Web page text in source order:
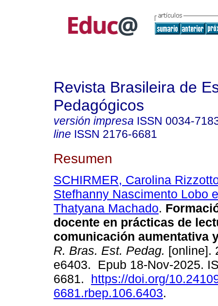
Revista Brasileira de
Pedagógicos
versión impresa ISSN 0034-
line ISSN 2176-6681
Resumen
SCHIRMER, Carolina
Stefhanny Nascimento Lobo e
Thatyana Machado.
docente en prácticas de
comunicación aumentativa
R. Bras. Est. Pedag. [online].
e6403. Epub 18-Nov-2025.
6681. https://doi.org/
6681.rbep.106.6403.